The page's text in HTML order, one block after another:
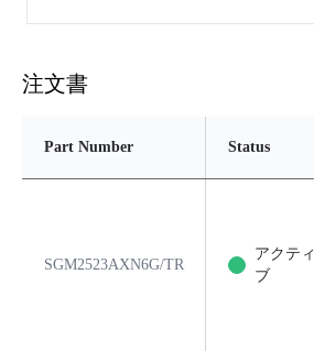
注文書
Part Number Status
SGM2523AXN6G/TR
アクティ
ブ